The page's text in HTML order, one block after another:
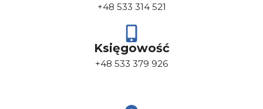
+48 533 314 521
Księgowość
+48 533 379 926